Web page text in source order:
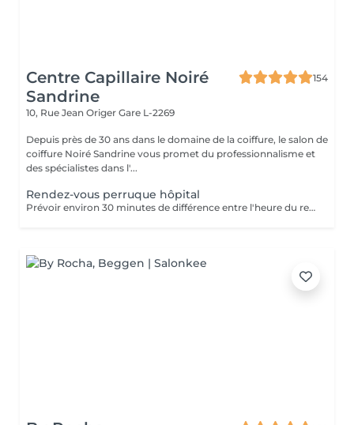
Centre Capillaire Noiré
Sandrine
154
10, Rue Jean Origer Gare L-2269
Depuis près de 30 ans dans le domaine de la coiffure, le salon de
coiffure Noiré Sandrine vous promet du professionnalisme et
des spécialistes dans l'...
Rendez-vous perruque hôpital
Prévoir environ 30 minutes de différence entre l'heure du rendez-vous sur le planning et l'arrivée à l'hôpital (le temps nécessaire pour faire le déplacement)